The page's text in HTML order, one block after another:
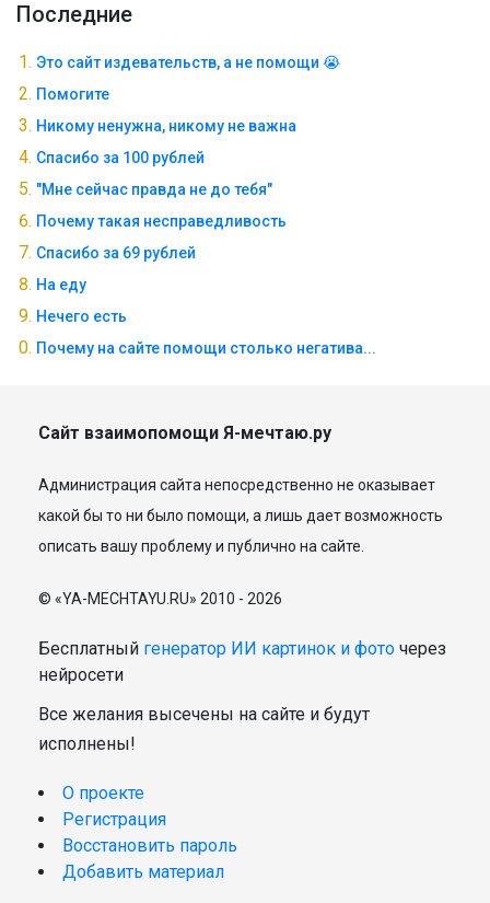
Последние
Это сайт издевательств, а не помощи 😭
Помогите
Никому ненужна, никому не важна
Спасибо за 100 рублей
"Мне сейчас правда не до тебя"
Почему такая несправедливость
Спасибо за 69 рублей
На еду
Нечего есть
Почему на сайте помощи столько негатива...
Сайт взаимопомощи Я-мечтаю.ру
Администрация сайта непосредственно не оказывает
какой бы то ни было помощи, а лишь дает возможность
описать вашу проблему и публично на сайте.
© «YA-MECHTAYU.RU» 2010 - 2026
Бесплатный генератор ИИ картинок и фото через
нейросети
Все желания высечены на сайте и будут
исполнены!
О проекте
Регистрация
Восстановить пароль
Добавить материал